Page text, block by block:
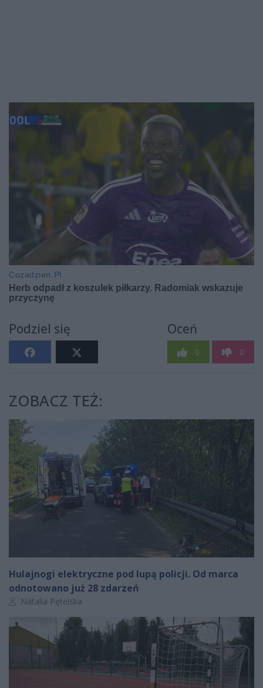
Podziel się Oceń
0 0
ZOBACZ TEŻ:
Hulajnogi elektryczne pod lupą policji. Od marca
odnotowano już 28 zdarzeń
Autor artykułu:
Natalia Pętelska